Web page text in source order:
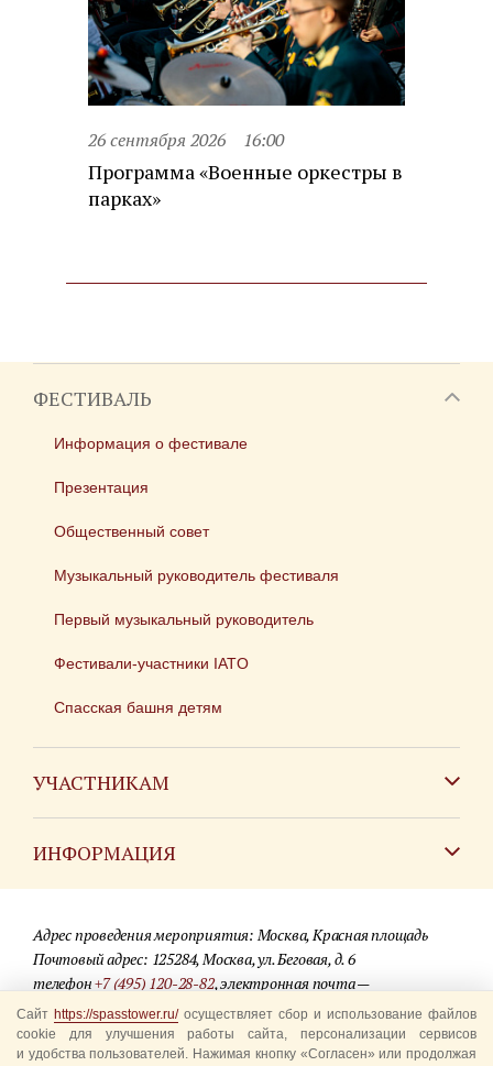
26 сентября 2026 16:00
Программа «Военные оркестры в
парках»
ФЕСТИВАЛЬ
Информация о фестивале
Презентация
Общественный совет
Музыкальный руководитель фестиваля
Первый музыкальный руководитель
Фестивали-участники IATO
Спасская башня детям
УЧАСТНИКАМ
ИНФОРМАЦИЯ
Для СМИ
Где купить билеты
Акции
Адрес проведения мероприятия: Москва, Красная площадь
Почтовый адрес: 125284, Москва, ул. Беговая, д. 6
телефон+7 (495) 120-28-82, электронная почта —
info@spasstower.ru
© 2009-2025 Официальный сайт фестиваля «Спасская башня»
Сайт https://spasstower.ru/осуществляет сбор и использование файлов
cookie для улучшения работы сайта, персонализации сервисов
и удобства пользователей. Нажимая кнопку «Согласен» или продолжая